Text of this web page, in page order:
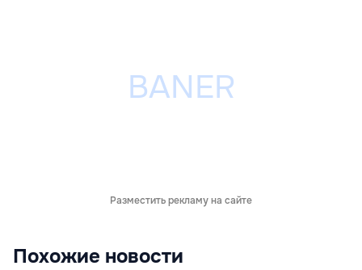
Разместить рекламу на сайте
Похожие новости